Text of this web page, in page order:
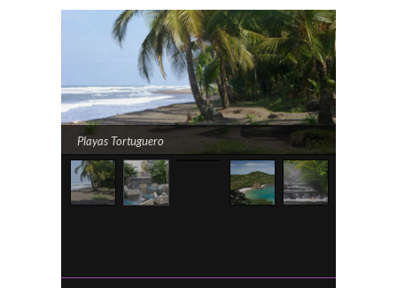
Playas Tortuguero
volcan arenal y aguas termales